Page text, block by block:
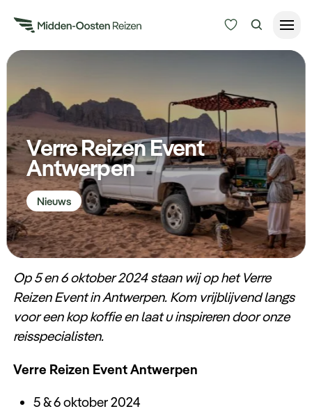
Alle bestemmingen
Type Reizen
Inspiratie
Meer
Budget
Zoeken
Verre Reizen Event
Antwerpen
Nieuws
Op 5 en 6 oktober 2024 staan wij op het Verre
Reizen Event in Antwerpen. Kom vrijblijvend langs
voor een kop koffie en laat u inspireren door onze
reisspecialisten.
Verre Reizen Event Antwerpen
5 & 6 oktober 2024